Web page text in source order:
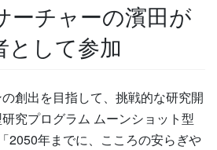
ーチャーの濱田が
として参加
創出を目指して、挑戦的な研究開
究プログラム ムーンショット型
2050年までに、こころの安らぎや